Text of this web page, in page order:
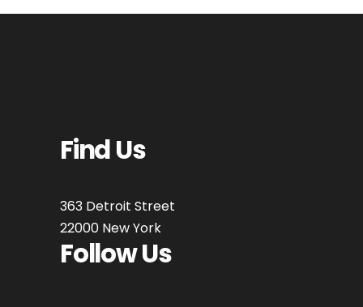
Find Us
363 Detroit Street
22000 New York
Follow Us